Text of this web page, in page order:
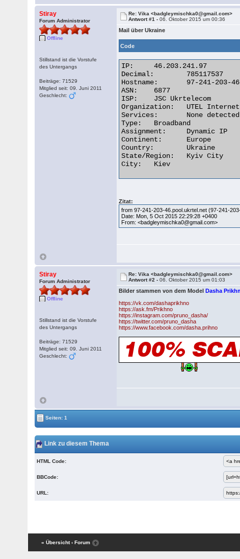
Stiray
Forum Administrator
Offline
Stillstand ist die Vorstufe
des Untergangs
Beiträge: 71529
Mitglied seit: 09. Juni 2011
Geschlecht:
Re: Vika <badgleymischka0@gmail.com>
Antwort #1 -06. Oktober 2015 um 00:36
Mail über Ukraine
Code
IP:	46.203.241.97
Decimal:	785117537
Hostname:	97-241-203-46.pool.ukrtel.net
ASN:	6877
ISP:	JSC Ukrtelecom
Organization:	UTEL Internet Services
Services:	None detected
Type:	Broadband
Assignment:	Dynamic IP
Continent:	Europe
Country:	Ukraine
State/Region:	Kyiv City
City:	Kiev
Zitat:
from 97-241-203-46.pool.ukrtel.net (97-241-
Date: Mon, 5 Oct 2015 22:29:28 +0400
From: <badgleymischka0@gmail.com>
Stiray
Forum Administrator
Offline
Stillstand ist die Vorstufe
des Untergangs
Beiträge: 71529
Mitglied seit: 09. Juni 2011
Geschlecht:
Re: Vika <badgleymischka0@gmail.com>
Antwort #2 -06. Oktober 2015 um 01:03
Bilder stammen von dem ModelDasha
https://vk.com/dashaprikhno
https://ask.fm/Prikhno
https://instagram.com/pruno_dasha/
https://twitter.com/pruno_dasha
https://www.facebook.com/dasha.prihno
Seiten: 1
Link zu diesem Thema
HTML Code:
BBCode:
URL:
« Übersicht ‹ Forum